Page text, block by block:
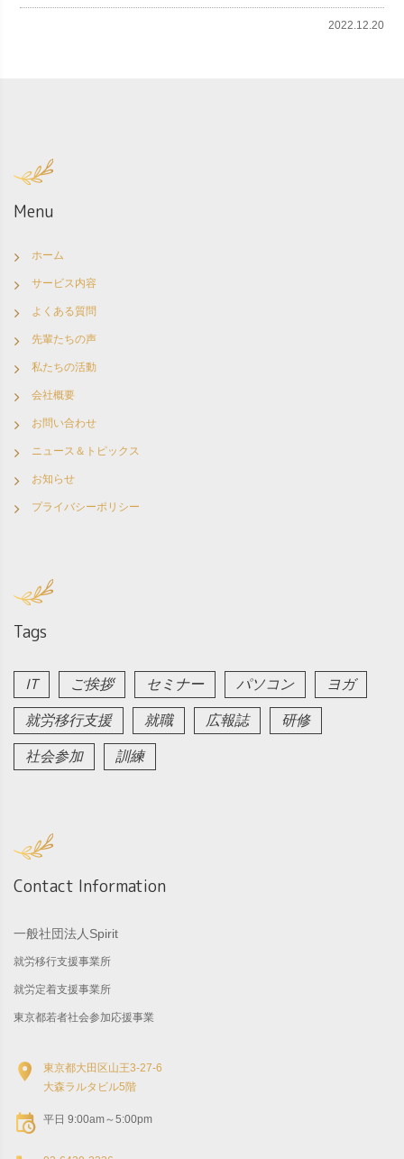
2022.12.20
Menu
ホーム
サービス内容
よくある質問
先輩たちの声
私たちの活動
会社概要
お問い合わせ
ニュース＆トピックス
お知らせ
プライバシーポリシー
Tags
IT ご挨拶 セミナー パソコン
ヨガ
就労移行支援
就職 広報誌
研修
社会参加
訓練
Contact Information
一般社団法人Spirit
就労移行支援事業所
就労定着支援事業所
東京都若者社会参加応援事業
東京都大田区山王3-27-6
大森ラルタビル5階
平日 9:00am～5:00pm